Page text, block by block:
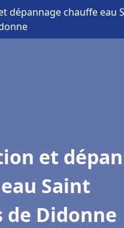
dépannage chauffe eau
et
Saint
de Didonne